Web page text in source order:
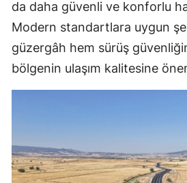
da daha güvenli ve konforlu
Modern standartlara uygun
güzergâh hem sürüş
bölgenin ulaşım kalitesine